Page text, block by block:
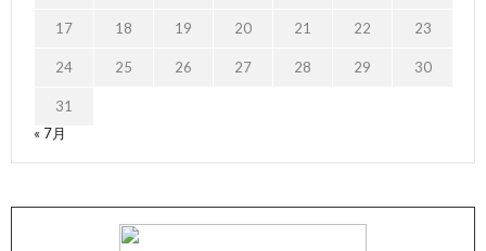
17 18 19 20 21 22 23
24 25 26 27 28 29 30
31
« 7月